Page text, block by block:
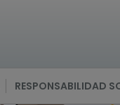
RESPONSABILIDAD